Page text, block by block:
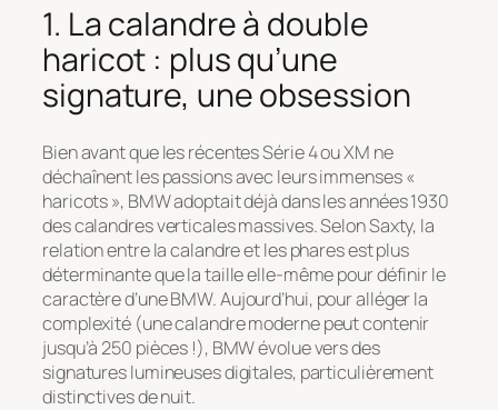
1. La calandre à double
haricot : plus qu’une
signature, une obsession
Bien avant que les récentes Série 4 ou XM ne
déchaînent les passions avec leurs immenses «
haricots », BMW adoptait déjà dans les années 1930
des calandres verticales massives. Selon Saxty, la
relation entre la calandre et les phares est plus
déterminante que la taille elle-même pour définir le
caractère d’une BMW. Aujourd’hui, pour alléger la
complexité (une calandre moderne peut contenir
jusqu’à 250 pièces !), BMW évolue vers des
signatures lumineuses digitales, particulièrement
distinctives de nuit.